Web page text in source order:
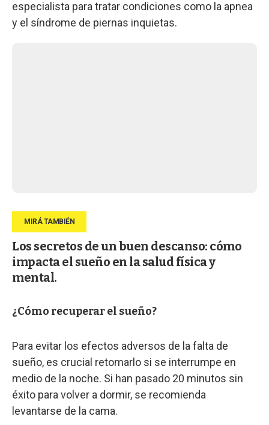
especialista para tratar condiciones como la apnea
y el síndrome de piernas inquietas.
Los secretos de un buen descanso: cómo
impacta el sueño en la salud física y
mental.
¿Cómo recuperar el sueño?
Para evitar los efectos adversos de la falta de
sueño, es crucial retomarlo si se interrumpe en
medio de la noche. Si han pasado 20 minutos sin
éxito para volver a dormir, se recomienda
levantarse de la cama.